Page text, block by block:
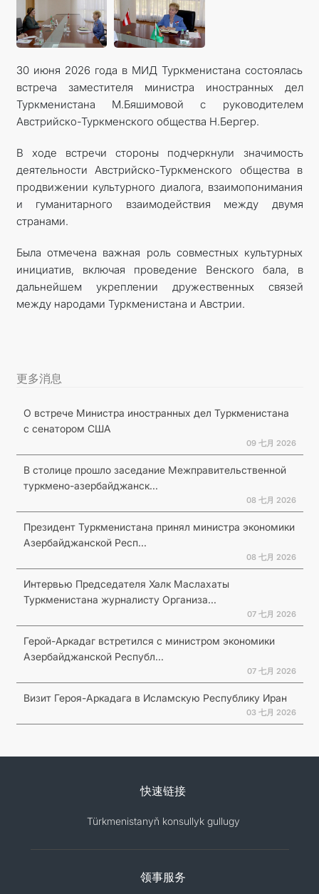
30 июня 2026 года в МИД Туркменистана состоялась
встреча заместителя министра иностранных дел
Туркменистана М.Бяшимовой с руководителем
Австрийско-Туркменского общества Н.Бергер.
В ходе встречи стороны подчеркнули значимость
деятельности Австрийско-Туркменского общества в
продвижении культурного диалога, взаимопонимания
и гуманитарного взаимодействия между двумя
странами.
Была отмечена важная роль совместных культурных
инициатив, включая проведение Венского бала, в
дальнейшем укреплении дружественных связей
между народами Туркменистана и Австрии.
更多消息
О встрече Министра иностранных дел Туркменистана
с сенатором США
09 七月 2026
В столице прошло заседание Межправительственной
туркмено-азербайджанск...
08 七月 2026
Президент Туркменистана принял министра экономики
Азербайджанской Респ...
08 七月 2026
Интервью Председателя Халк Маслахаты
Туркменистана журналисту Организа...
07 七月 2026
Герой-Аркадаг встретился с министром экономики
Азербайджанской Республ...
07 七月 2026
Визит Героя-Аркадага в Исламскую Республику Иран
03 七月 2026
快速链接
Türkmenistanyň konsullyk gullugy
领事服务